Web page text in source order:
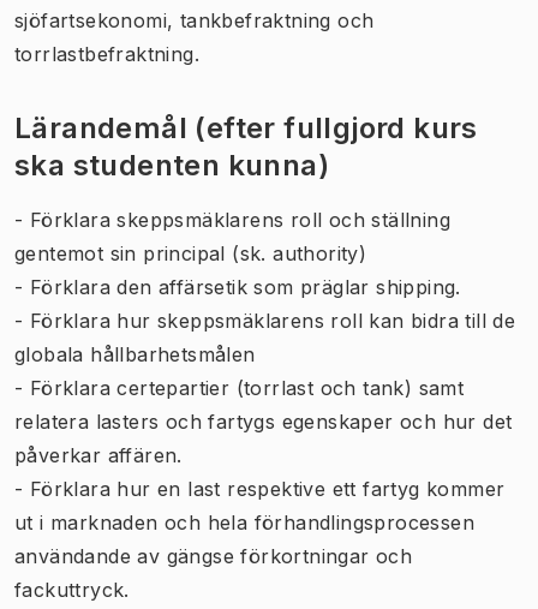
sjöfartsekonomi, tankbefraktning och
torrlastbefraktning.
Lärandemål (efter fullgjord kurs
ska studenten kunna)
- Förklara skeppsmäklarens roll och ställning
gentemot sin principal (sk. authority)
- Förklara den affärsetik som präglar shipping.
- Förklara hur skeppsmäklarens roll kan bidra till de
globala hållbarhetsmålen
- Förklara certepartier (torrlast och tank) samt
relatera lasters och fartygs egenskaper och hur det
påverkar affären.
- Förklara hur en last respektive ett fartyg kommer
ut i marknaden och hela förhandlingsprocessen
användande av gängse förkortningar och
fackuttryck.